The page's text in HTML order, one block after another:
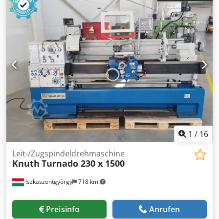
Alaok Tischgeschwindigkeit -stufenlos- 3 - 30 m/min
Gesamtleistungsbedarf 4,5 kW Maschinengewicht ca. 2,8 t
Abmessungen der Maschine L x B x H 2,36 x 1,37 x 2,0 m
Zubehör: Magnetplatte 680 x 200 mm, Schleifscheibe mit
Flansch (ø 240 x 25 mm), Nassschleifeinrichtung
1 / 16
Iszkaszentgyörgy 718 km
Leit-/Zugspindeldrehmaschine
Knuth Turnado 230 x 1500
Preisinfo Anrufen